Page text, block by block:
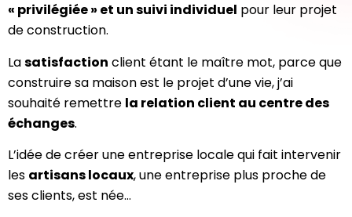
« privilégiée » et un suivi individuel pour leur projet
de construction.
Lasatisfaction client étant le maître mot, parce que
construire sa maison est le projet d’une vie, j’ai
souhaité remettre la relation client au centre des
échanges.
L’idée de créer une entreprise locale qui fait intervenir
les artisans locaux, une entreprise plus proche de
ses clients, est née…